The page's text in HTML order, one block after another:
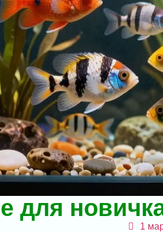
для
1